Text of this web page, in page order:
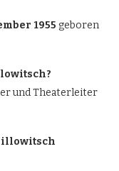
1955 geboren
und Theaterleiter